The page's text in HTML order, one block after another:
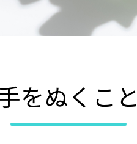
をぬくこと